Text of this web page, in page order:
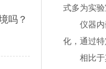
吗？
式多为实
仪器内嵌
化，通过
相比于其